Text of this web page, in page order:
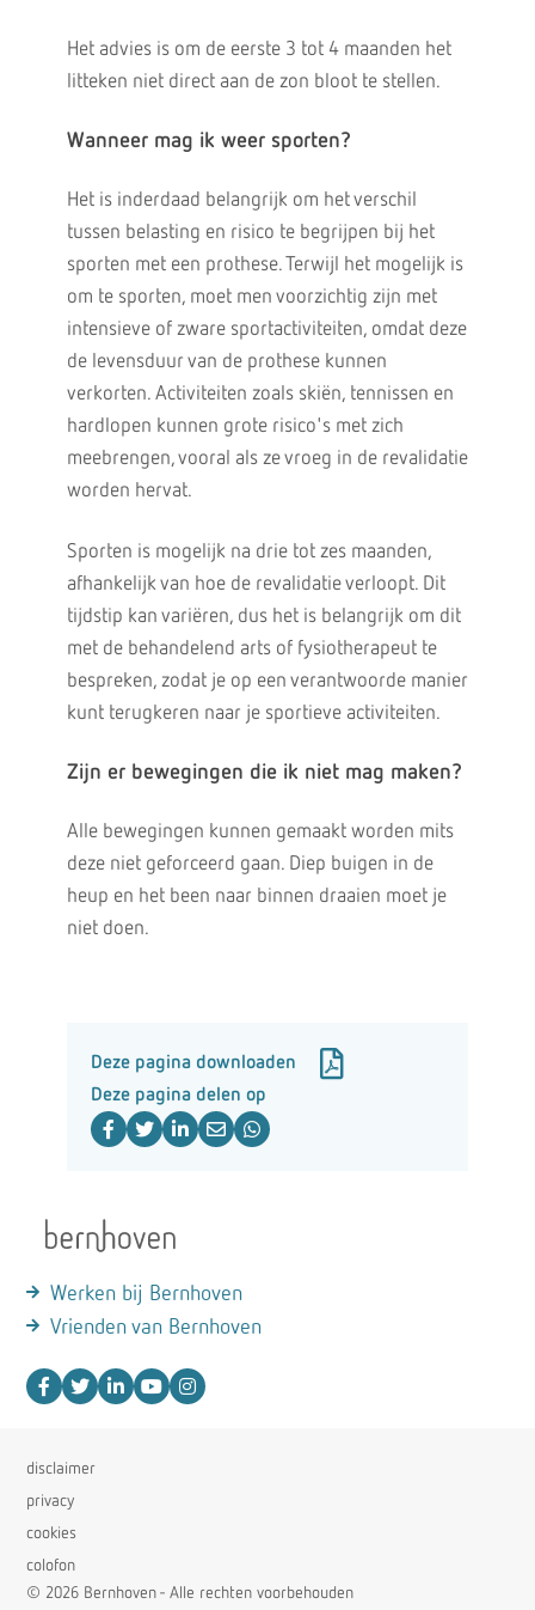
Het advies is om de eerste 3 tot 4 maanden het
litteken niet direct aan de zon bloot te stellen.
Wanneer mag ik weer sporten?
Het is inderdaad belangrijk om het verschil
tussen belasting en risico te begrijpen bij het
sporten met een prothese. Terwijl het mogelijk is
om te sporten, moet men voorzichtig zijn met
intensieve of zware sportactiviteiten, omdat deze
de levensduur van de prothese kunnen
verkorten. Activiteiten zoals skiën, tennissen en
hardlopen kunnen grote risico's met zich
meebrengen, vooral als ze vroeg in de revalidatie
worden hervat.
Sporten is mogelijk na drie tot zes maanden,
afhankelijk van hoe de revalidatie verloopt. Dit
tijdstip kan variëren, dus het is belangrijk om dit
met de behandelend arts of fysiotherapeut te
bespreken, zodat je op een verantwoorde manier
kunt terugkeren naar je sportieve activiteiten.
Zijn er bewegingen die ik niet mag maken?
Alle bewegingen kunnen gemaakt worden mits
deze niet geforceerd gaan. Diep buigen in de
heup en het been naar binnen draaien moet je
niet doen.
Deze pagina downloaden
Deze pagina delen op
Werken bij Bernhoven
Vrienden van Bernhoven
disclaimer
privacy
cookies
colofon
© 2026 Bernhoven - Alle rechten voorbehouden